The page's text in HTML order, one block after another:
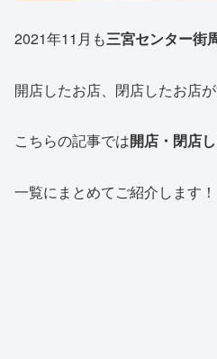
2021年11月も三宮センター街
開店したお店、閉店したお店が
こちらの記事では開店・閉店
一覧にまとめてご紹介します！